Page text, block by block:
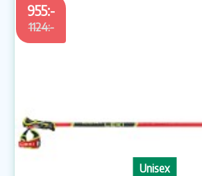
955:-
1124:-
Unisex